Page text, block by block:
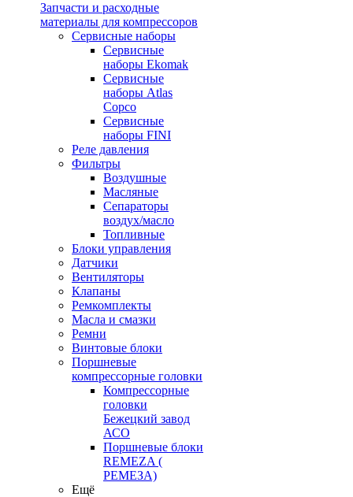
Запчасти и расходные
материалы для компрессоров
Cервисные наборы
Сервисные
наборы Ekomak
Cервисные
наборы Atlas
Copco
Сервисные
наборы FINI
Реле давления
Фильтры
Воздушные
Масляные
Сепараторы
воздух/масло
Топливные
Блоки управления
Датчики
Вентиляторы
Клапаны
Ремкомплекты
Масла и смазки
Ремни
Винтовые блоки
Поршневые
компрессорные головки
Компрессорные
головки
Бежецкий завод
АСО
Поршневые блоки
REMEZA (
РЕМЕЗА)
Ещё